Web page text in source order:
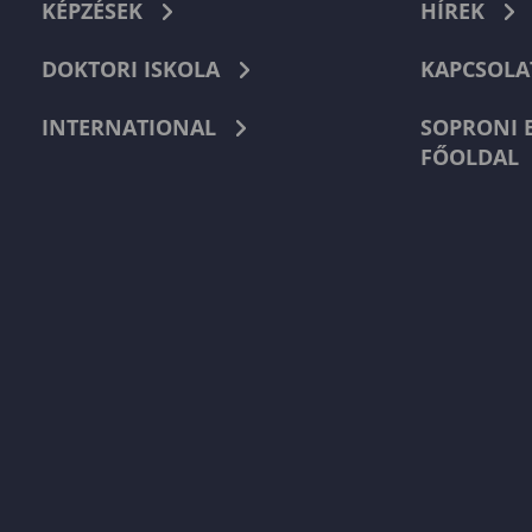
KÉPZÉSEK
DOKTORI ISKOLA
INTERNATIONAL
HÍREK
SOPRONI
FŐOLDAL